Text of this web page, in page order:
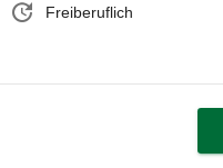
update Freiberuflich